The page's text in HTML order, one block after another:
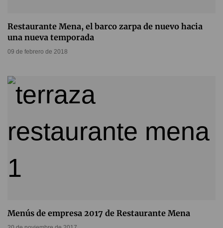
Restaurante Mena, el barco zarpa de nuevo hacia
una nueva temporada
09 de febrero de 2018
Menús de empresa 2017 de Restaurante Mena